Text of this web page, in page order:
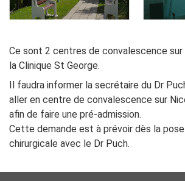
Ce sont 2 centres de convalescence sur
la Clinique St George.
Il faudra informer la secrétaire du Dr
aller en centre de convalescence sur
afin de faire une pré-admission.
Cette demande est à prévoir dès la pose
chirurgicale avec le Dr Puch.